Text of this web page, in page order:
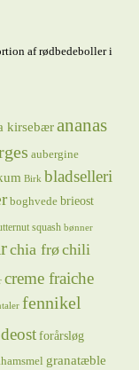
af rødbedeboller i
kirsebærananas
aubergine
Birk bladselleri
boghvede brieost
squash bønner
chia frøchili
creme fraiche
fennikel
forårsløg
granatæble